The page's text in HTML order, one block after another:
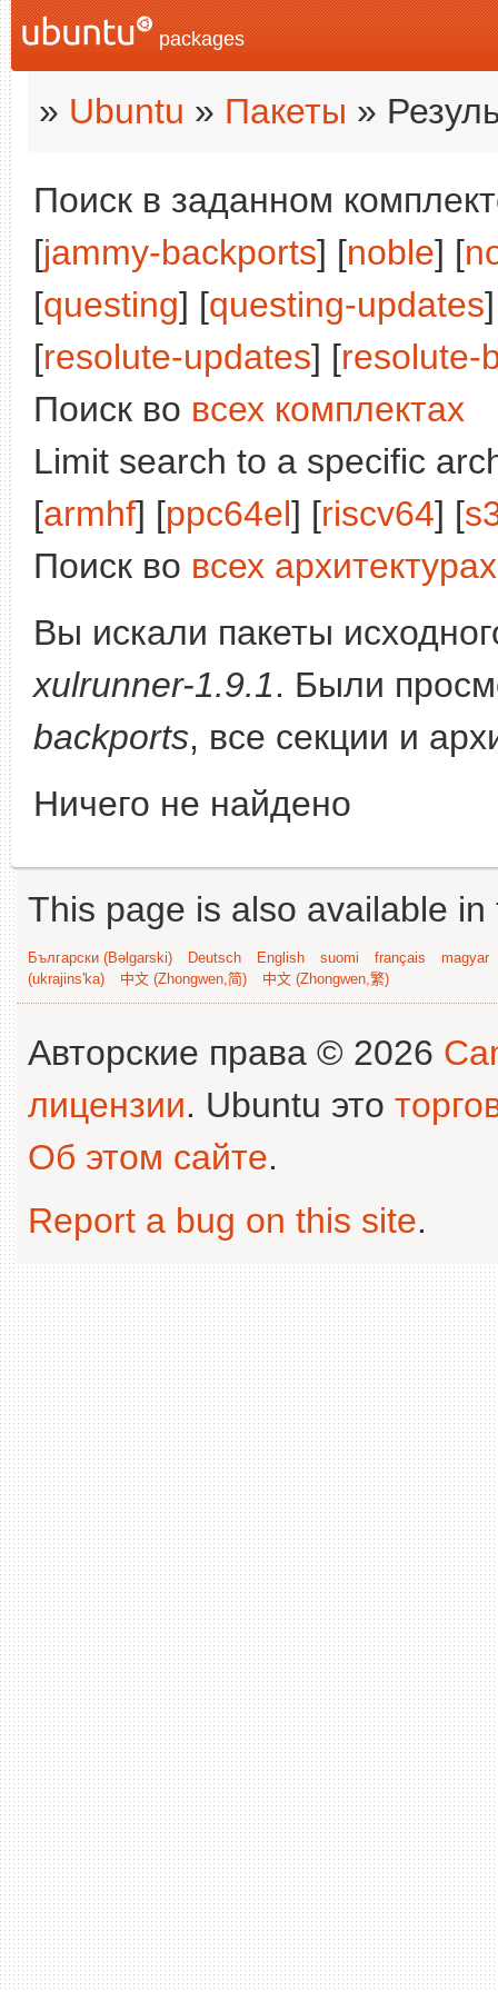
packages
» Ubuntu » Пакеты »
Поиск в заданном
[jammy-backports] [noble] [
[questing] [questing-updates
[resolute-updates] [resolute-
Поиск во всех комплектах
Limit search to a specific
[armhf] [ppc64el] [riscv64] [
Поиск во всех архитектурах
Вы искали пакеты
xulrunner-1.9.1. Были
backports, все секции и
Ничего не найдено
This page is also available
Български (Bəlgarski) Deutsch English suomi français
magyar
(ukrajins'ka)
中文 (Zhongwen,简) 中文 (Zhongwen,繁)
Авторские права © 2026
лицензии. Ubuntu это
Об этом сайте.
Report a bug on this site.